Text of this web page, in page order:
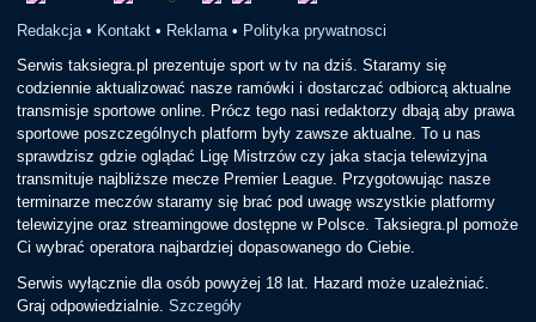
Redakcja • Kontakt • Reklama • Polityka prywatnosci
Serwis taksiegra.pl prezentuje sport w tv na dziś. Staramy się
codziennie aktualizować nasze ramówki i dostarczać odbiorcą aktualne
transmisje sportowe online. Prócz tego nasi redaktorzy dbają aby prawa
sportowe poszczególnych platform były zawsze aktualne. To u nas
sprawdzisz gdzie oglądać Ligę Mistrzów czy jaka stacja telewizyjna
transmituje najbliższe mecze Premier League. Przygotowując nasze
terminarze meczów staramy się brać pod uwagę wszystkie platformy
telewizyjne oraz streamingowe dostępne w Polsce. Taksiegra.pl pomoże
Ci wybrać operatora najbardziej dopasowanego do Ciebie.
Serwis wyłącznie dla osób powyżej 18 lat. Hazard może uzależniać.
Graj odpowiedzialnie.Szczegóły